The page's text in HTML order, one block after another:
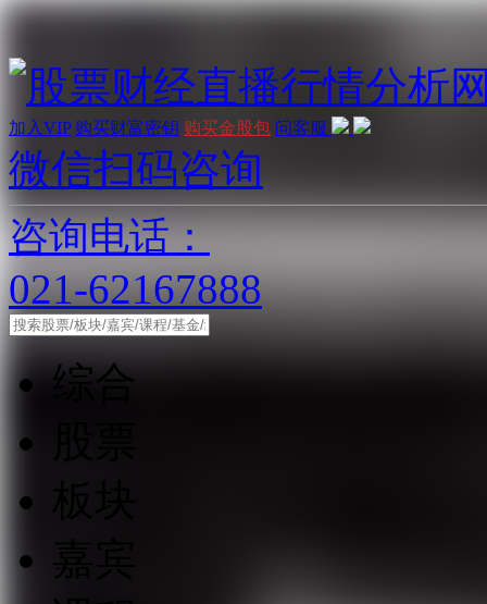
加入VIP 购买财富密钥 购买金股包 问客服
微信扫码咨询
咨询电话：
021-62167888
综合